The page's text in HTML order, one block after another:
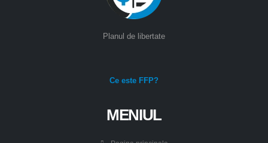
Planul de libertate
Ce este FFP?
MENIUL